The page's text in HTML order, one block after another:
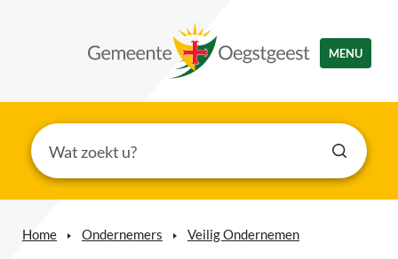
MENU
Home Ondernemers Veilig Ondernemen